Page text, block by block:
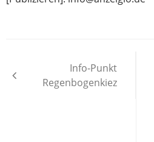
Info-Punkt
Regenbogenkiez